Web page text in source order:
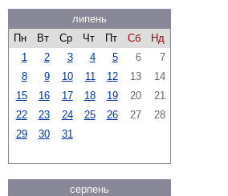
липень
Пн
Вт Ср Чт Пт Сб
Нд
1
2 3 4 5 6
7
8
9 10 11 12 13
14
15
16 17 18 19 20
21
22
23 24 25 26 27
28
29
30 31
серпень